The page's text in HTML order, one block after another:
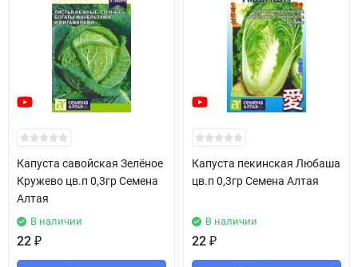
Капуста савойская Зелёное
Кружево цв.п 0,3гр Семена
Алтая
В наличии
22 ₽
Капуста пекинская Любаша
цв.п 0,3гр Семена Алтая
В наличии
22 ₽